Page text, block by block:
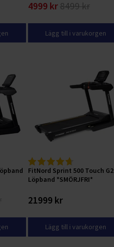
4999 kr8499 kr
Lägg till i varukorgen
FitNord Sprint 500 Touch G2
Löpband *SMÖRJFRI*
21999 kr
Lägg till i varukorgen